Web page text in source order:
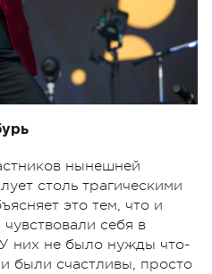
нынешней
столь трагическими
это тем, что и
себя в
них не было нужды что-
были счастливы, просто